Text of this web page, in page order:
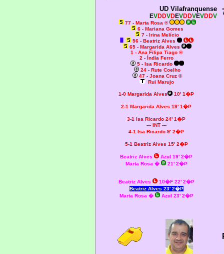
UD Vilafranquense
EVDDVDEVDDVEVDDV
77 - Marta Rosa ®
6 - Mariana Gomes
7 - Irina Melício
56 - Beatriz Alves
65 - Margarida Alves
1 - Ana Filipa Tiago ®
2 - Índia Ferro
5 - Isa Ricardo
24 - Rute Coelho
47 - Joana Cruz ©
Rui Marujo
1-0 Margarida Alves 10' 1�P
2-1 Margarida Alves 19' 1�P
3-1 Isa Ricardo 24' 1�P
--- INT ---
4-1 Isa Ricardo 9' 2�P
5-1 Beatriz Alves 15' 2�P
Beatriz Alves
Azul 19' 2�P
Marta Rosa �
21' 2�P
Beatriz Alves
10�F 22' 2�P
Beatriz Alves 23' 2�P
Marta Rosa �
Azul 23' 2�P